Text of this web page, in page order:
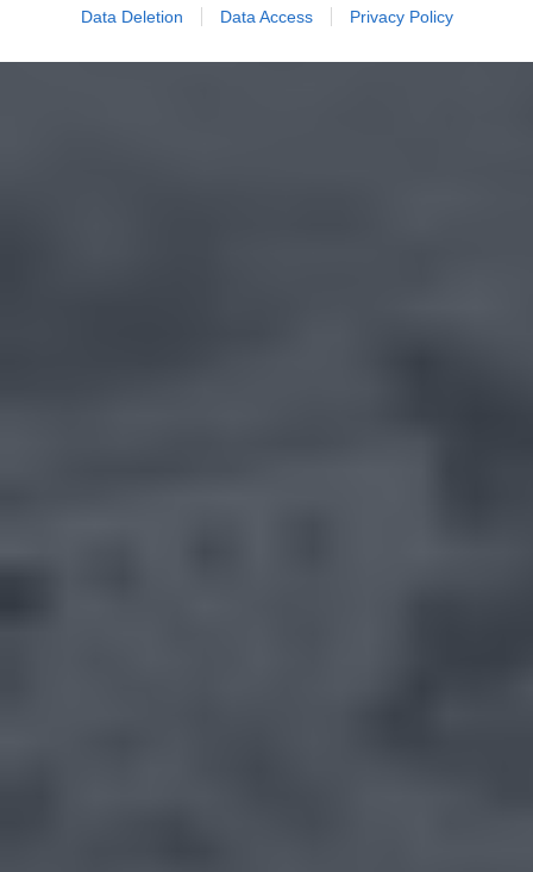
Data Deletion Data Access Privacy Policy